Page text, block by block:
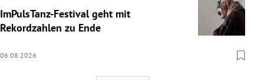
ImPulsTanz-Festival geht mit
Rekordzahlen zu Ende
06.08.2026